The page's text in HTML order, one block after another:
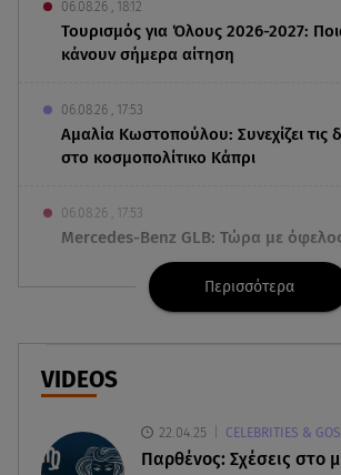
06.08.26 , 18:12
Τουρισμός για Όλους 2026-2027:
κάνουν σήμερα αίτηση
06.08.26 , 17:53
Αμαλία Κωστοπούλου: Συνεχίζει τις
στο κοσμοπολίτικο Κάπρι
06.08.26 , 17:53
Mercedes-Benz GLB: Τώρα με
Συμφωνία Ιράν – Ομάν για τα Στενά
06.08.26 , 17:12
Δηλώνει χορτασμένη και
Περισσότερα
VIDEOS
22.04.25 CELEBRITIES &
Παρθένος: Σχέσεις στο